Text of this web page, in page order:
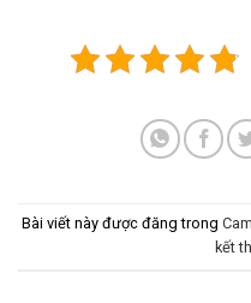
Bài viết này được đăng trong
kết